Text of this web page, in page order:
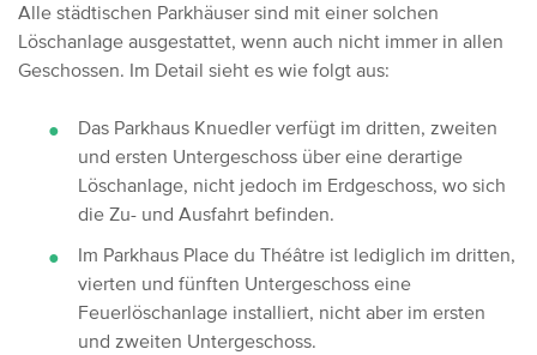
Alle städtischen Parkhäuser sind mit einer solchen
Löschanlage ausgestattet, wenn auch nicht immer in allen
Geschossen. Im Detail sieht es wie folgt aus:
Das Parkhaus Knuedler verfügt im dritten, zweiten
und ersten Untergeschoss über eine derartige
Löschanlage, nicht jedoch im Erdgeschoss, wo sich
die Zu- und Ausfahrt befinden.
Im Parkhaus Place du Théâtre ist lediglich im dritten,
vierten und fünften Untergeschoss eine
Feuerlöschanlage installiert, nicht aber im ersten
und zweiten Untergeschoss.